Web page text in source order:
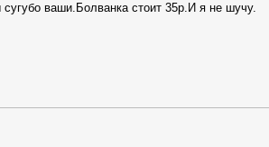
ваши.Болванка стоит 35р.И я не шучу.